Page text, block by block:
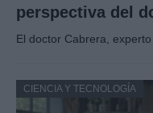
perspectiva del
El doctor Cabrera,
CIENCIA Y TECNOLOGÍA